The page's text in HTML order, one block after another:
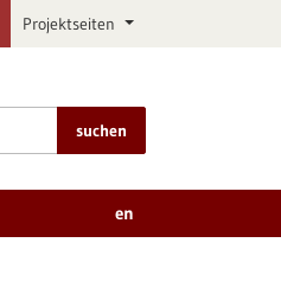
Projektseiten
suchen
en